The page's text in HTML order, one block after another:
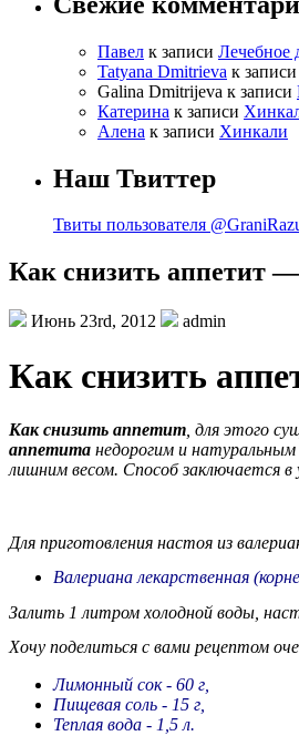
Павел к записи Лечебное
Tatyana Dmitrieva к записи
Galina Dmitrijeva к записи
Катерина к записи
Алена к записи Хинкали
Наш Твиттер
Твиты пользователя
Как снизить аппетит
Июнь 23rd, 2012 admin
Как снизить
Как снизить аппетит , для этого
аппетита недорогим и
лишним весом. Способ заключается
Для приготовления настоя из
Валериана лекарственная
Залить 1 литром холодной воды,
Хочу поделиться с вами рецептом
Лимонный сок - 60 г,
Пищевая соль - 15 г,
Теплая вода - 1,5 л.